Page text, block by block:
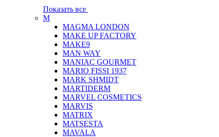
Показать все
M
MAGMA LONDON
MAKE UP FACTORY
MAKE9
MAN WAY
MANIAC GOURMET
MARIO FISSI 1937
MARK SHMIDT
MARTIDERM
MARVEL COSMETICS
MARVIS
MATRIX
MATSESTA
MAVALA